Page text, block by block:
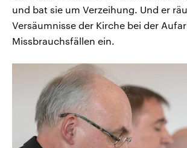
und bat sie um Verzeihung. Und er
Versäumnisse der Kirche bei der
Missbrauchsfällen ein.